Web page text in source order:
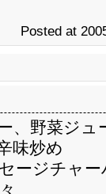
Posted at
、野菜ジュ
味炒め
ージチャ